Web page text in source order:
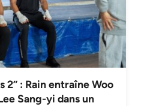
2” : Rain entraîne Woo
Sang-yi dans un